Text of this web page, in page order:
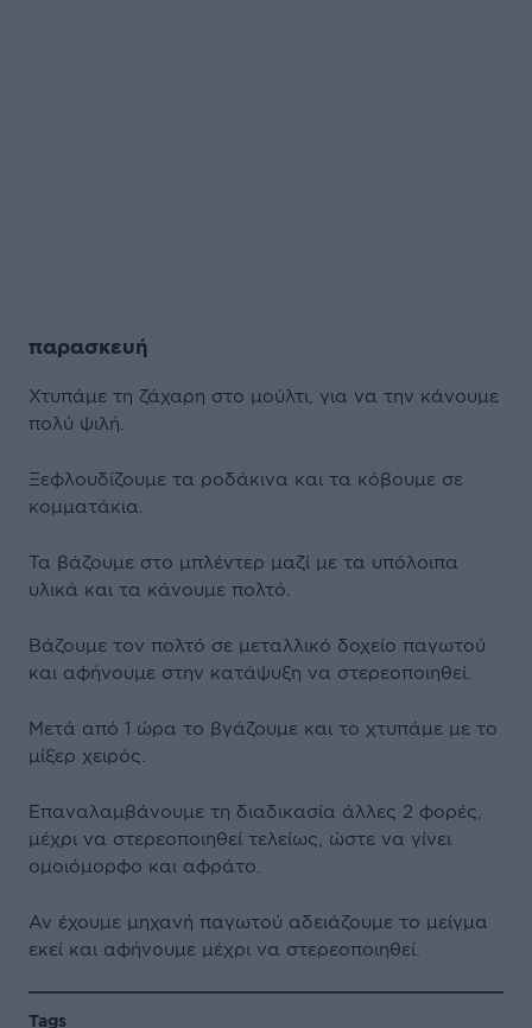
παρασκευή
Χτυπάμε τη ζάχαρη στο μούλτι, για να την κάνουμε
πολύ ψιλή.
Ξεφλουδίζουμε τα ροδάκινα και τα κόβουμε σε
κομματάκια.
Τα βάζουμε στο μπλέντερ μαζί με τα υπόλοιπα
υλικά και τα κάνουμε πολτό.
Βάζουμε τον πολτό σε μεταλλικό δοχείο παγωτού
και αφήνουμε στην κατάψυξη να στερεοποιηθεί.
Μετά από 1 ώρα το βγάζουμε και το χτυπάμε με το
μίξερ χειρός.
Επαναλαμβάνουμε τη διαδικασία άλλες 2 φορές,
μέχρι να στερεοποιηθεί τελείως, ώστε να γίνει
ομοιόμορφο και αφράτο.
Αν έχουμε μηχανή παγωτού αδειάζουμε το μείγμα
εκεί και αφήνουμε μέχρι να στερεοποιηθεί.
Tags